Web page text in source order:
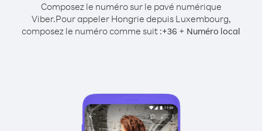
Composez le numéro sur le pavé numérique
Viber.Pour appeler Hongrie depuis Luxembourg,
composez le numéro comme suit :+36 + Numéro local